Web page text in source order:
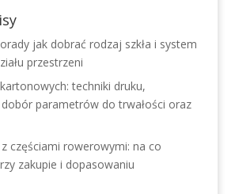
jak dobrać rodzaj szkła i system
przestrzeni
techniki druku,
parametrów do trwałości oraz
z częściami rowerowymi: na co
zakupie i dopasowaniu